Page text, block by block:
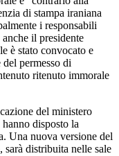
di stampa iraniana
i responsabili
il presidente
è stato convocato e
permesso di
ritenuto immorale
del ministero
disposto la
Una nuova versione del
, sarà distribuita nelle sale